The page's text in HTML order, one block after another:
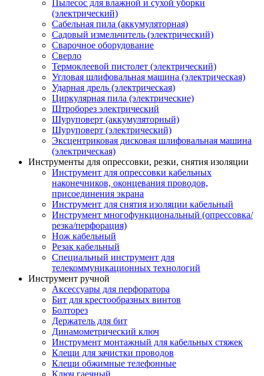
Пылесос для влажной и сухой уборки
(электрический)
Сабельная пила (аккумуляторная)
Садовый измельчитель (электрический)
Сварочное оборудование
Сверло
Термоклеевой пистолет (электрический)
Угловая шлифовальная машина (электрическая)
Ударная дрель (электрическая)
Циркулярная пила (электрические)
Штроборез электрический
Шуруповерт (аккумуляторный)
Шуруповерт (электрический)
Эксцентриковая дисковая шлифовальная машина
(электрическая)
Инструменты для опрессовки, резки, снятия изоляции
Инструмент для опрессовки кабельных
наконечников, оконцевания проводов,
присоединения экрана
Инструмент для снятия изоляции кабельный
Инструмент многофункциональный (опрессовка/
резка/перфорация)
Нож кабельный
Резак кабельный
Специальный инструмент для
телекоммуникационных технологий
Инструмент ручной
Аксессуары для перфоратора
Бит для крестообразных винтов
Болторез
Держатель для бит
Динамометрический ключ
Инструмент монтажный для кабельных стяжек
Клещи для зачистки проводов
Клещи обжимные телефонные
Ключ гаечный